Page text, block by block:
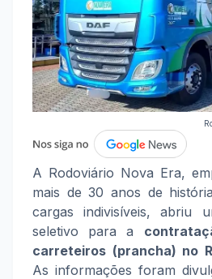
A Rodoviário Nova Era,
mais de 30 anos de
cargas indivisíveis, abriu
seletivo para a
carreteiros (prancha) no
As informações foram